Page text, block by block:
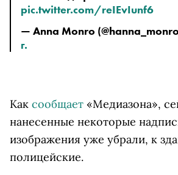
pic.twitter.com/reIEvIunf6
— Anna Monro
г.
Как сообщает «Медиазона»,
нанесенные некоторые
изображения уже убрали, к
полицейские.